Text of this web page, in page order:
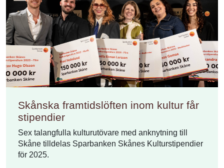
Skånska framtidslöften inom kultur får
stipendier
Sex talangfulla kulturutövare med anknytning till
Skåne tilldelas Sparbanken Skånes Kulturstipendier
för 2025.